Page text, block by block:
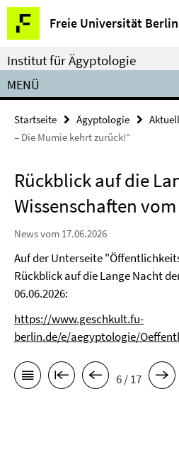
Springe
direkt
zu
Inhalt
Freie Universität Berlin
Service-
Navigation
Institut für Ägyptologie
MENÜ
Startseite Ägyptologie
– Die Mumie kehrt zurück!“
Rückblick auf die
Wissenschaften
News vom 17.06.2026
Auf der Unterseite
Rückblick auf die Lange Nacht
06.06.2026:
https://www.geschkult.fu-
berlin.de/e/aegyptologie/
6 / 17